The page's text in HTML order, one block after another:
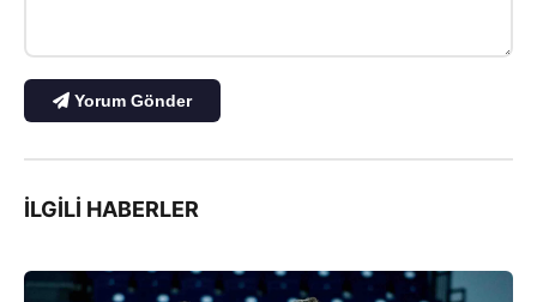
Yorum Gönder
İLGILI HABERLER